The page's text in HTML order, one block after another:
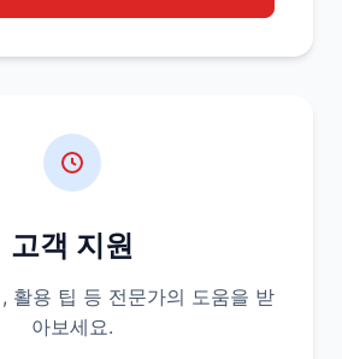
고객 지원
활용 팁 등 전문가의 도움을 받
아보세요.